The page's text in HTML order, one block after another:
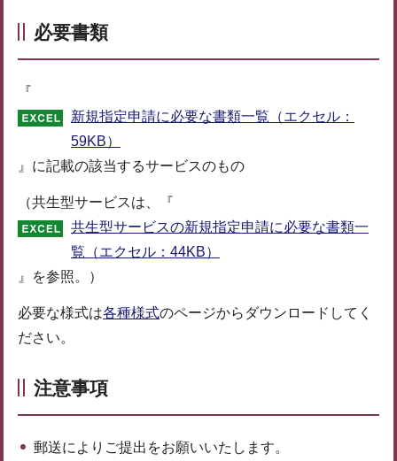
必要書類
『
新規指定申請に必要な書類一覧（エクセル：
59KB）
』に記載の該当するサービスのもの
（共生型サービスは、『
共生型サービスの新規指定申請に必要な書類一
覧（エクセル：44KB）
』を参照。）
必要な様式は各種様式のページからダウンロードしてく
ださい。
注意事項
郵送によりご提出をお願いいたします。